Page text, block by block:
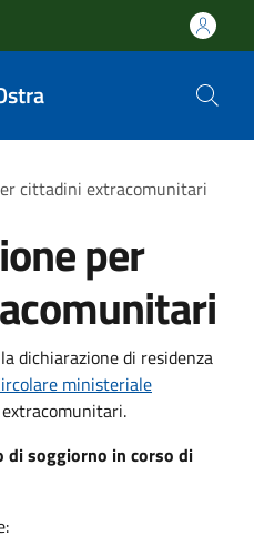
cittadini extracomunitari
per
dichiarazione di residenza
ministeriale
soggiorno in corso di